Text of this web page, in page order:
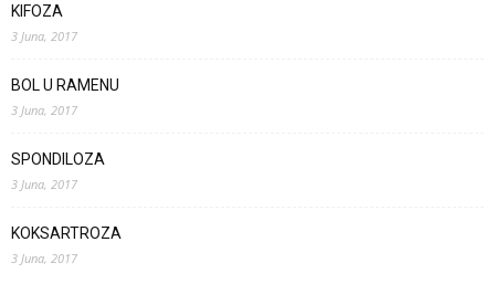
KIFOZA
3 Juna, 2017
BOL U RAMENU
3 Juna, 2017
SPONDILOZA
3 Juna, 2017
KOKSARTROZA
3 Juna, 2017